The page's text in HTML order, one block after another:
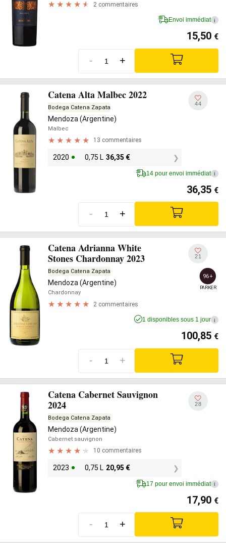
2 commentaires
Envoi immédiat i
15,50 €
- +
Catena Alta Malbec 2022
Bodega Catena Zapata
Mendoza (Argentine)
Malbec
13 commentaires
2020 0,75 L 36,35 €
44
14 pour envoi immédiat i
36,35 €
- +
Catena Adrianna White
Stones Chardonnay 2023
Bodega Catena Zapata
Mendoza (Argentine)
Chardonnay
2 commentaires
21
96+
PARKER
1 disponibles sous 1 jour i
100,85 €
- +
Catena Cabernet Sauvignon
2024
Bodega Catena Zapata
Mendoza (Argentine)
Cabernet sauvignon
10 commentaires
2023 0,75 L 20,95 €
28
17 pour envoi immédiat i
17,90 €
- +